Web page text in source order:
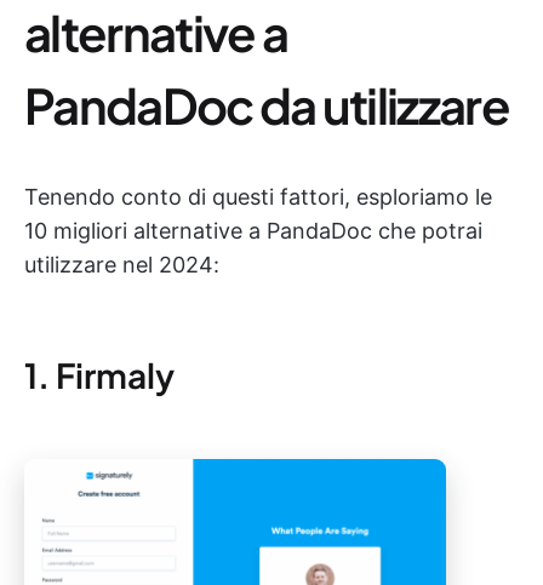
alternative a
PandaDoc da utilizzare
Tenendo conto di questi fattori, esploriamo le
10 migliori alternative a PandaDoc che potrai
utilizzare nel 2024:
1. Firmaly